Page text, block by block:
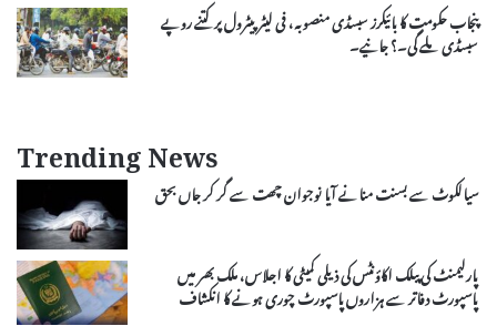
پنجاب حکومت کا بائیکرز سبسڈی منصوبہ، فی لیٹر پیٹرول پر کتنے روپے
سبسڈی ملے گی۔؟ جانیے۔
Trending News
سیالکوٹ سے بسنت منانے آیا نوجوان چھت سے گر کر جاں بحق
پارلیمنٹ کی پبلک اکاؤنٹس کی ذیلی کمیٹی کا اجلاس، ملک بھر میں
پاسپورٹ دفاتر سے ہزاروں پاسپورٹ چوری ہونے کا انکشاف